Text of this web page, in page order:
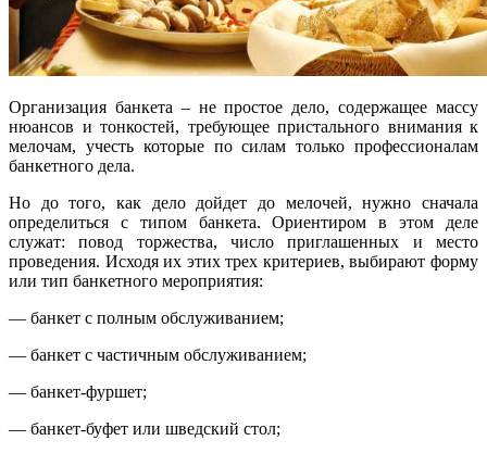
Организация банкета – не простое дело, содержащее массу
нюансов и тонкостей, требующее пристального внимания к
мелочам, учесть которые по силам только профессионалам
банкетного дела.
Но до того, как дело дойдет до мелочей, нужно сначала
определиться с типом банкета. Ориентиром в этом деле
служат: повод торжества, число приглашенных и место
проведения. Исходя их этих трех критериев, выбирают форму
или тип банкетного мероприятия:
— банкет с полным обслуживанием;
— банкет с частичным обслуживанием;
— банкет-фуршет;
— банкет-буфет или шведский стол;